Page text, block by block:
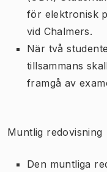
för elektronisk
vid Chalmers.
När två
tillsammans
framgå av
Muntlig redovisning
Den muntliga